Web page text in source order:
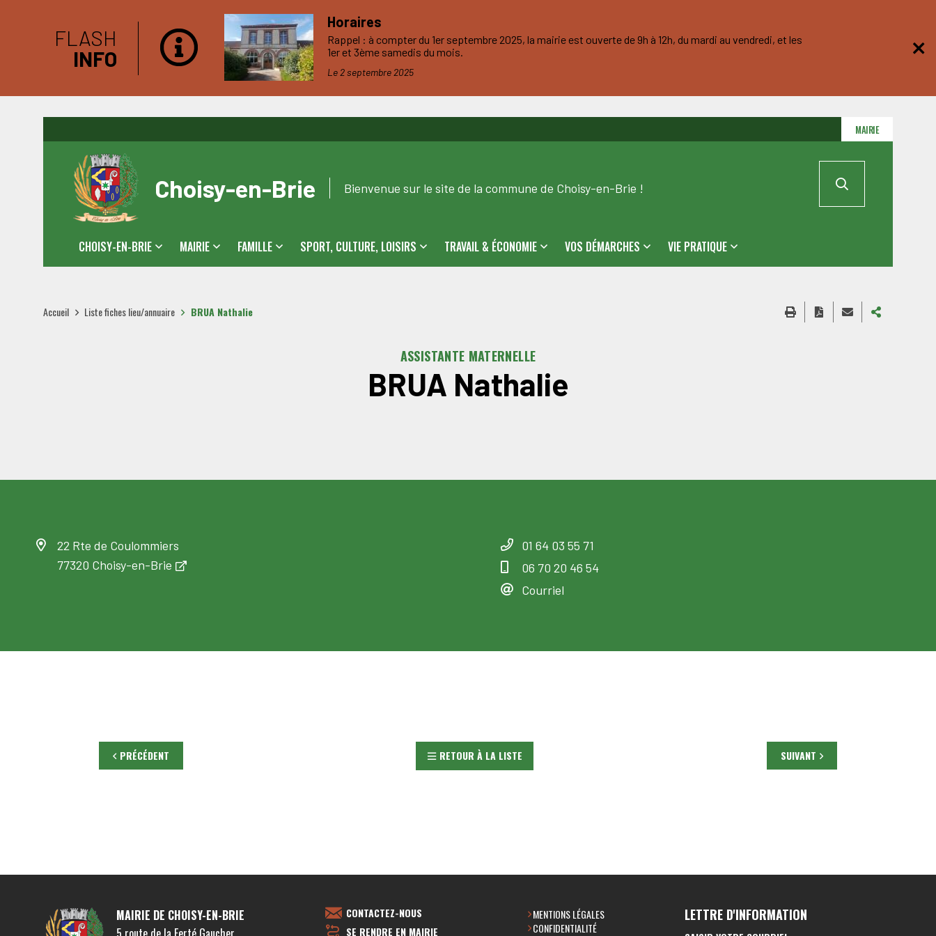
FLASH
INFO
Horaires
Rappel : à compter du 1er septembre 2025, la mairie est ouverte de 9h à 12h, du mardi au vendredi, et les
1er et 3ème samedis du mois.
Le 2 septembre 2025
MAIRIE
Bienvenue sur le site de la commune de Choisy-en-Brie !
Choisy-en-Brie
CHOISY-EN-BRIE MAIRIE FAMILLE SPORT, CULTURE, LOISIRS TRAVAIL & ÉCONOMIE VOS DÉMARCHES VIE PRATIQUE
Accueil Liste fiches lieu/annuaire BRUA Nathalie
ASSISTANTE MATERNELLE
BRUA Nathalie
22 Rte de Coulommiers
77320 Choisy-en-Brie
01 64 03 55 71
06 70 20 46 54
Courriel
PRÉCÉDENT RETOUR À LA LISTE SUIVANT
MAIRIE DE CHOISY-EN-BRIE
CONTACTEZ-NOUS
SE RENDRE EN MAIRIE
MENTIONS LÉGALES
CONFIDENTIALITÉ
LETTRE D'INFORMATION